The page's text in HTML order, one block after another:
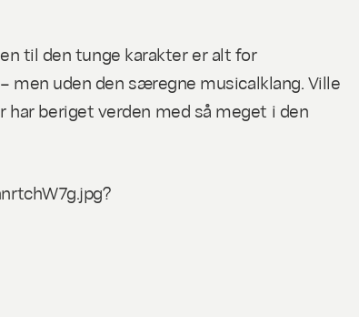
til den tunge karakter er alt for
men uden den særegne musicalklang. Ville
beriget verden med så meget i den